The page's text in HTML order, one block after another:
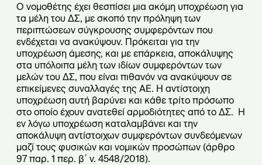
Ο νομοθέτης έχει θεσπίσει μια ακόμη υποχρέωση για
τα μέλη του ΔΣ, με σκοπό την πρόληψη των
περιπτώσεων σύγκρουσης συμφερόντων που
ενδέχεται να ανακύψουν. Πρόκειται για την
υποχρέωση άμεσης, και με επάρκεια, αποκάλυψης
στα υπόλοιπα μέλη των ιδίων συμφερόντων των
μελών του ΔΣ, που είναι πιθανόν να ανακύψουν σε
επικείμενες συναλλαγές της ΑΕ. Η αντίστοιχη
υποχρέωση αυτή βαρύνει και κάθε τρίτο πρόσωπο
στο οποίο έχουν ανατεθεί αρμοδιότητες από το ΔΣ. Η
εν λόγω υποχρέωση καταλαμβάνει και την
αποκάλυψη αντίστοιχων συμφερόντων συνδεόμενων
μαζί τους φυσικών και νομικών προσώπων (άρθρο
97 παρ. 1 περ. β΄ ν. 4548/2018).